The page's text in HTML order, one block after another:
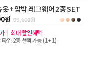
+ 압박 레그웨어 2종 SET
원 99,600원
최대 할인혜택
타입 2종 선택가능 (1+1)